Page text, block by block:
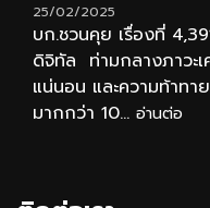
25/02/2025
บก.ชวนคุย เรื่องที่
ดิจิทัล ท่ามกลางภาวะเ
แน่นอน และความท้าทา
มากกว่า 10... อ่านต่อ